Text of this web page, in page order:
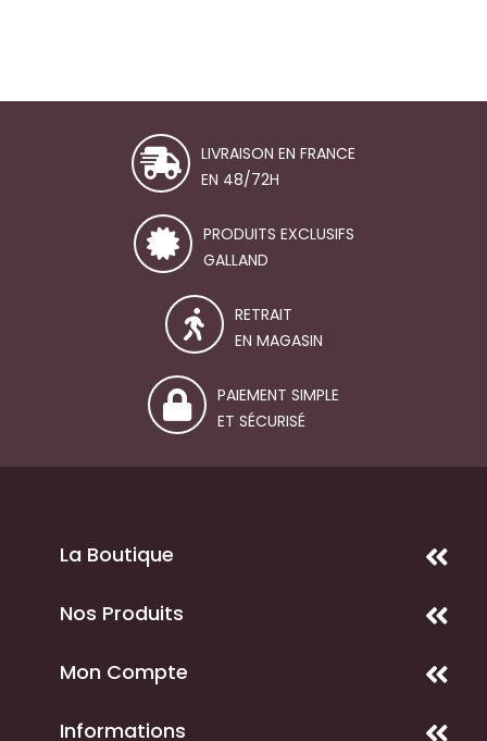
LIVRAISON EN FRANCE
EN 48/72H
PRODUITS EXCLUSIFS
GALLAND
RETRAIT
EN MAGASIN
PAIEMENT SIMPLE
ET SÉCURISÉ
La Boutique
Nos Produits
Mon Compte
Informations